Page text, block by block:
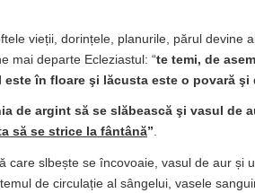
vieții, dorințele, planurile, părul devine
mai departe Ecleziastul: “te temi, de
în floare şi lăcusta este o povară şi
de argint să se slăbească şi vasul de
să se strice la fântână”.
care slbește se încovoaie, vasul de aur și
de circulație al sângelui, vasele